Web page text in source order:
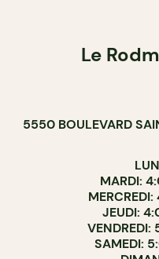
Le
5550 BOULEVARD
MARDI:
JEUDI:
SAMEDI: